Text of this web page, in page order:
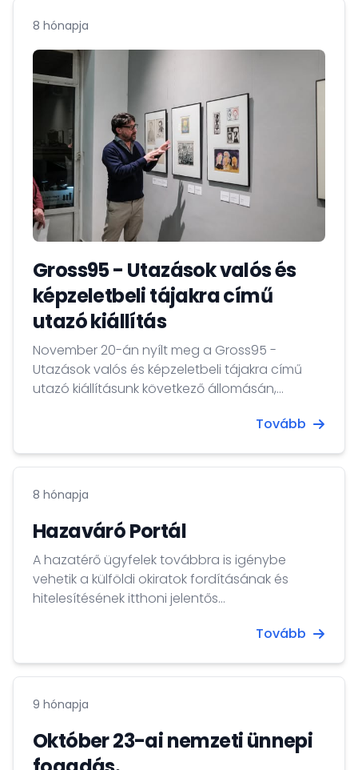
8 hónapja
Gross95 - Utazások valós és
képzeletbeli tájakra című
utazó kiállítás
November 20-án nyílt meg a Gross95 -
Utazások valós és képzeletbeli tájakra című
utazó kiállításunk következő állomásán,
Tovább
8 hónapja
Hazaváró Portál
A hazatérő ügyfelek továbbra is igénybe
vehetik a külföldi okiratok fordításának és
hitelesítésének itthoni jelentős
Fordításhitelesítő lroda Zrt-nél, valamint a
országbeli állampolgár családtagjai számára
biztosított az Országos Idegenrendészeti
Főigazgatóság Budapesti Ügyfélszolgálatánál.
Tovább
9 hónapja
Október 23-ai nemzeti ünnepi